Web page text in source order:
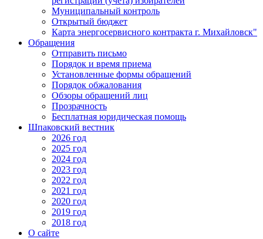
Муниципальный контроль
Открытый бюджет
Карта энергосервисного контракта г. Михайловск"
Обращения
Отправить письмо
Порядок и время приема
Установленные формы обращений
Порядок обжалования
Обзоры обращений лиц
Прозрачность
Бесплатная юридическая помощь
Шпаковский вестник
2026 год
2025 год
2024 год
2023 год
2022 год
2021 год
2020 год
2019 год
2018 год
О сайте